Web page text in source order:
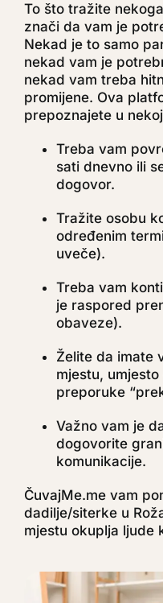
To što tražite
znači da vam je
Nekad je to samo
nekad vam je
nekad vam treba
promijene. Ova
prepoznajete u
Treba vam
sati dnevno ili
dogovor.
Tražite osobu
određenim
uveče).
Treba vam
je raspored
obaveze).
Želite da imate
mjestu,
preporuke
Važno vam je
dogovorite
komunikacije.
ČuvajMe.me vam
dadilje/siterke u
mjestu okuplja ljude